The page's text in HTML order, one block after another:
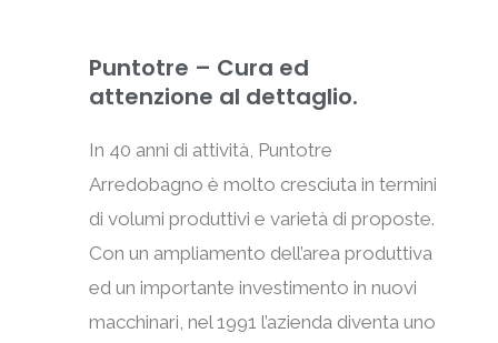
Puntotre – Cura ed
attenzione al dettaglio.
In 40 anni di attività, Puntotre
Arredobagno è molto cresciuta in termini
di volumi produttivi e varietà di proposte.
Con un ampliamento dell’area produttiva
ed un importante investimento in nuovi
macchinari, nel 1991 l’azienda diventa uno